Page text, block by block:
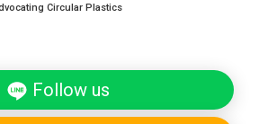
Circular Plastics
Follow us